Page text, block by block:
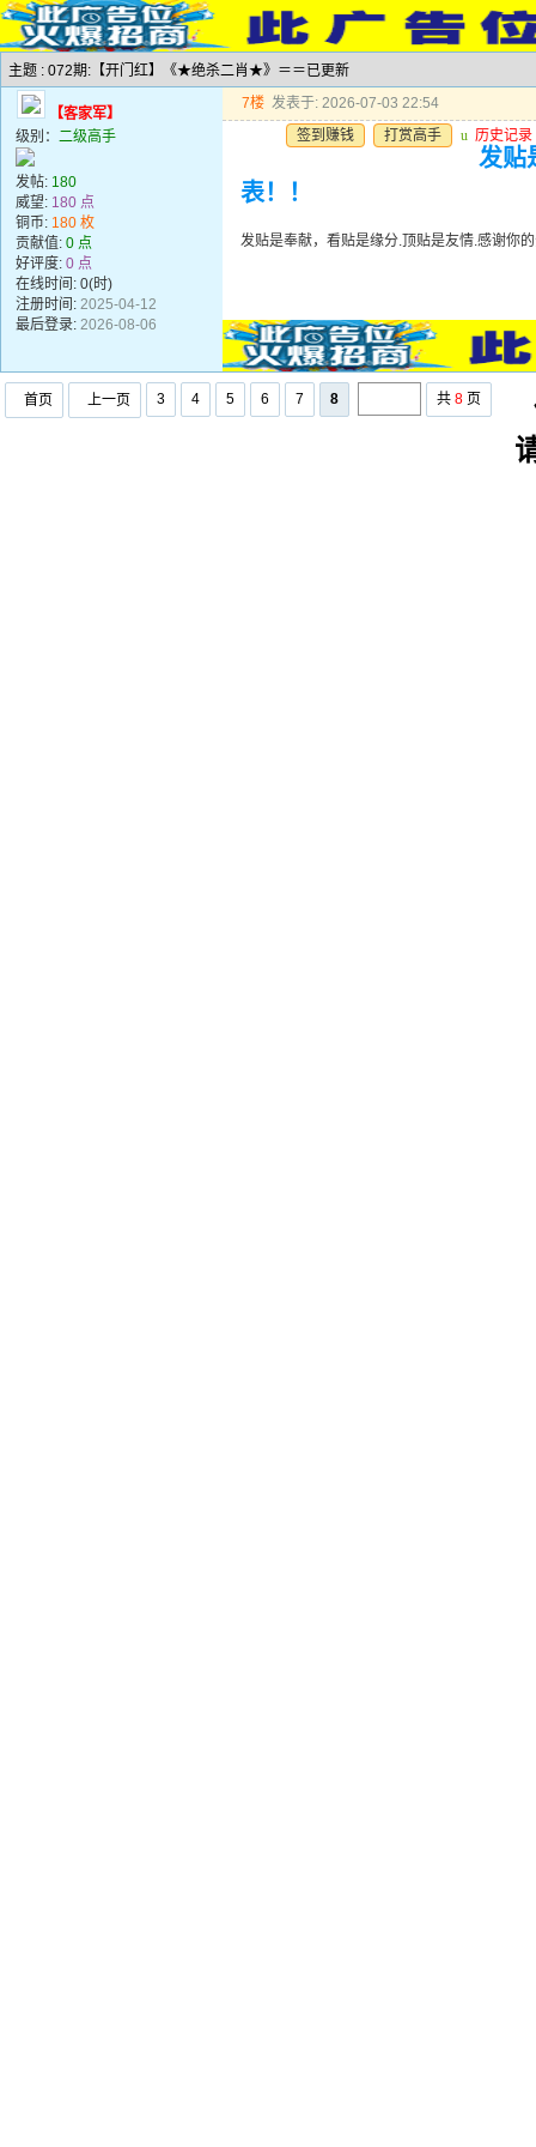
主题 : 072期:【开门红】《★绝杀二肖★》＝＝已更新
【客家军】
级别： 二级高手
发帖: 180
威望: 180 点
铜币: 180 枚
贡献值: 0 点
好评度: 0 点
在线时间: 0(时)
注册时间: 2025-04-12
最后登录: 2026-08-06
7楼 发表于: 2026-07-03 22:54
签到赚钱
打赏高手 u 历史记录
发贴
表！！
发贴是奉献，看贴是缘分.顶贴是友情.感谢你
首页 上一页 3 4 5 6 7 8 共 8 页